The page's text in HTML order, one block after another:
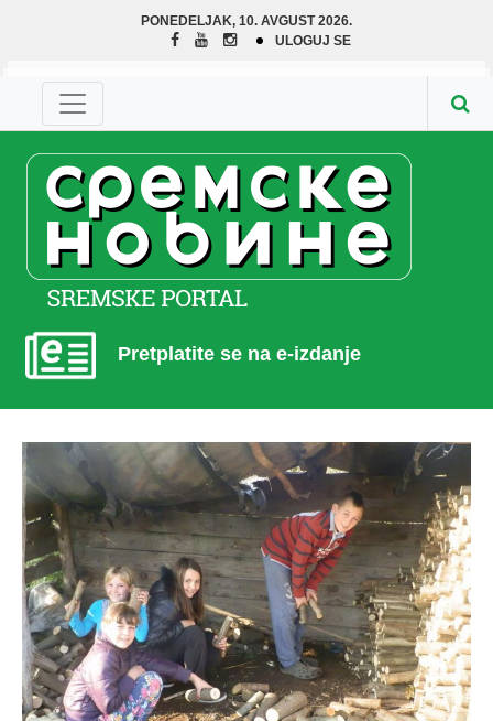
PONEDELJAK, 10. AVGUST 2026.
ULOGUJ SE
Pretplatite se na e-izdanje